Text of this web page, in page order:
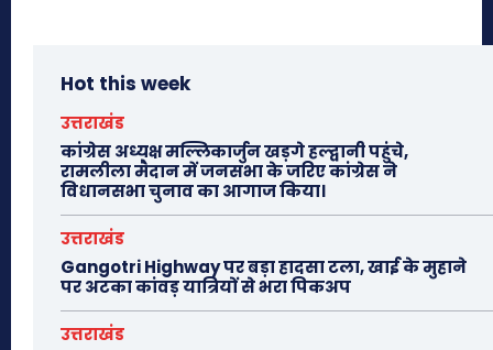
Hot this week
उत्तराखंड
कांग्रेस अध्यक्ष मल्लिकार्जुन खड़गे हल्द्वानी पहुंचे,
रामलीला मैदान में जनसभा के जरिए कांग्रेस ने
विधानसभा चुनाव का आगाज किया।
उत्तराखंड
Gangotri Highway पर बड़ा हादसा टला, खाई के मुहाने
पर अटका कांवड़ यात्रियों से भरा पिकअप
उत्तराखंड